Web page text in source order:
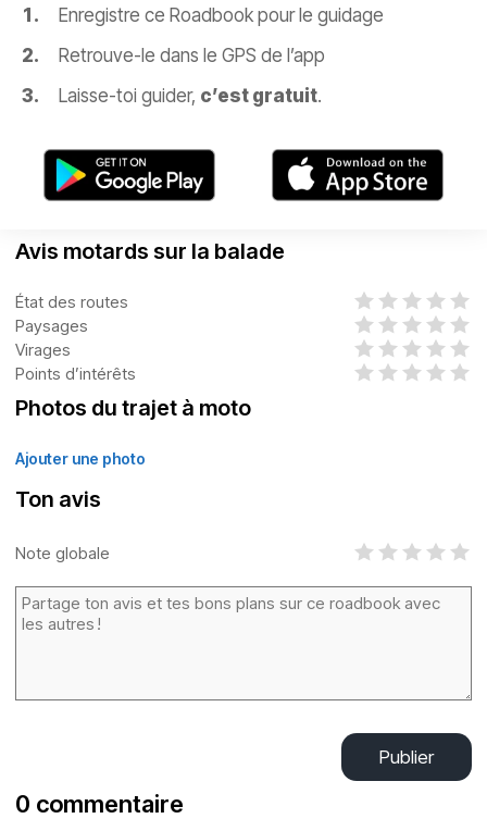
Enregistre ce Roadbook pour le guidage
Retrouve-le dans le GPS de l’app
Laisse-toi guider, c’est gratuit.
Avis motards sur la balade
État des routes
Paysages
Virages
Points d’intérêts
Photos du trajet à moto
Ajouter une photo
Ton avis
Note globale
Publier
0 commentaire